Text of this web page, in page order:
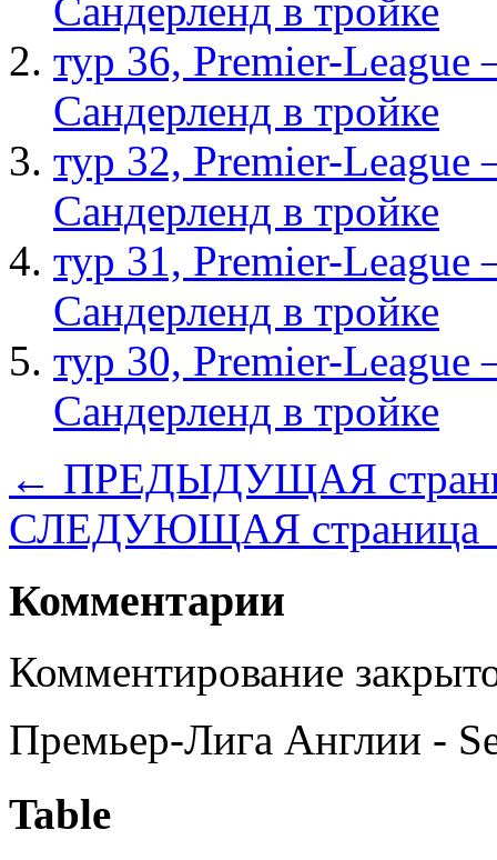
Сандерленд в тройке
тур 36, Рremier-
Сандерленд в тройке
тур 32, Рremier-
Сандерленд в тройке
тур 31, Рremier-
Сандерленд в тройке
тур 30, Рremier-
Сандерленд в тройке
← ПРЕДЫДУЩАЯ
СЛЕДУЮЩАЯ
Комментарии
Комментирование
Премьер-Лига Англии -
Table